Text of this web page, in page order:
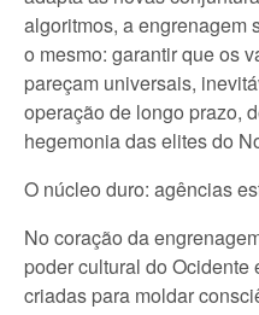
algoritmos, a engrenagem
o mesmo: garantir que os
pareçam universais,
operação de longo prazo,
hegemonia das elites do
O núcleo duro: agências
No coração da
poder cultural do
criadas para moldar